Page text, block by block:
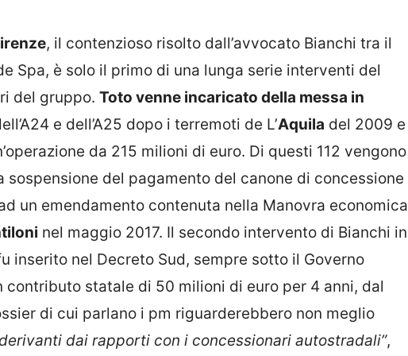
, il contenzioso risolto dall’avvocato Bianchi tra il
Spa, è solo il primo di una lunga serie interventi del
del gruppo. Toto venne incaricato della messa in
e dell’A25 dopo i terremoti de L’Aquila del 2009 e
da 215 milioni di euro. Di questi 112 vengono
del pagamento del canone di concessione
un emendamento contenuta nella Manovra economica
nel maggio 2017. Il secondo intervento di Bianchi in
inserito nel Decreto Sud, sempre sotto il Governo
contributo statale di 50 milioni di euro per 4 anni, dal
di cui parlano i pm riguarderebbero non meglio
dai rapporti con i concessionari autostradali”,